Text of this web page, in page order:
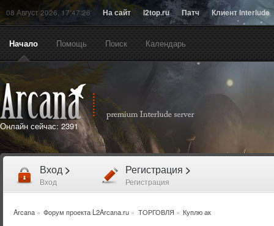
08 Август 2026, 17:47:26 На сайт l2top.ru Патч Клиент Interlude
Начало Помощь Поиск Календарь
Онлайн сейчас: 2391
Вход >
Вход
Регистрация >
Регистрация
Arcana» Форум проекта L2Arcana.ru » ТОРГОВЛЯ » Куплю ак